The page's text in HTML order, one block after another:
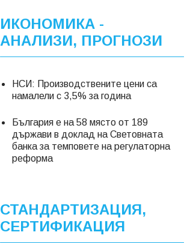
ИКОНОМИКА -
АНАЛИЗИ, ПРОГНОЗИ
НСИ: Производствените цени са
намалели с 3,5% за година
България е на 58 място от 189
държави в доклад на Световната
банка за темповете на регулаторна
реформа
СТАНДАРТИЗАЦИЯ,
СЕРТИФИКАЦИЯ